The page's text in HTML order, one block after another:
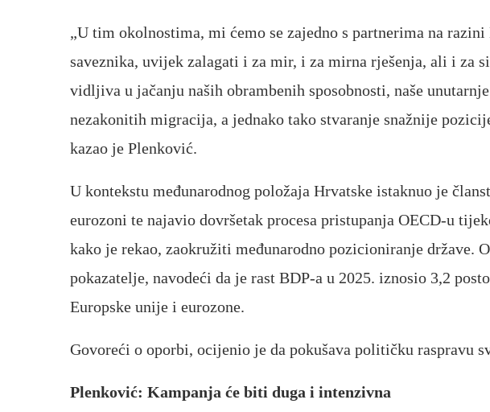
„U tim okolnostima, mi ćemo se zajedno s partnerima na razini
saveznika, uvijek zalagati i za mir, i za mirna rješenja, ali i za
vidljiva u jačanju naših obrambenih sposobnosti, naše
nezakonitih migracija, a jednako tako stvaranje snažnije
kazao je Plenković.
U kontekstu međunarodnog položaja Hrvatske istaknuo je
eurozoni te najavio dovršetak procesa pristupanja OECD-u
kako je rekao, zaokružiti međunarodno pozicioniranje države.
pokazatelje, navodeći da je rast BDP-a u 2025. iznosio 3,2
Europske unije i eurozone.
Govoreći o oporbi, ocijenio je da pokušava političku raspravu
Plenković: Kampanja će biti duga i intenzivna